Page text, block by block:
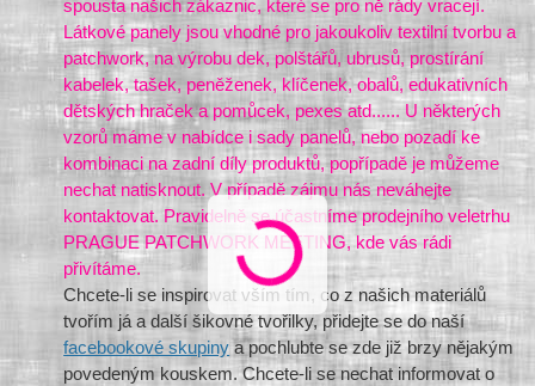
spousta našich zákaznic, které se pro ně rády vracejí.
Látkové panely jsou vhodné pro jakoukoliv textilní tvorbu a
patchwork, na výrobu dek, polštářů, ubrusů, prostírání
kabelek, tašek, peněženek, klíčenek, obalů, edukativních
dětských hraček a pomůcek, pexes atd...... U některých
vzorů máme v nabídce i sady panelů, nebo pozadí ke
kombinaci na zadní díly produktů, popřípadě je můžeme
nechat natisknout. V případě zájmu nás neváhejte
kontaktovat. Pravidelně se účastníme prodejního veletrhu
PRAGUE PATCHWORK MEETING, kde vás rádi
přivítáme.
Chcete-li se inspirovat vším tím, co z našich materiálů
tvořím já a další šikovné tvořilky, přidejte se do naší
facebookové skupinya pochlubte se zde již brzy nějakým
povedeným kouskem. Chcete-li se nechat informovat o